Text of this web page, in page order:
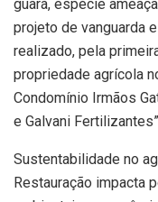
guará, espécie
projeto de vanguarda
realizado, pela
propriedade agrícola
Condomínio Irmãos
e Galvani
Sustentabilidade no
Restauração impacta